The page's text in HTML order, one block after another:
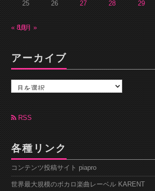
25 26 27 28 29
« 8月
10月 »
アーカイブ
カ
ブ RSS
各種リンク
コンテンツ投稿サイト piapro
世界最大規模のボカロ楽曲レーベル KARENT